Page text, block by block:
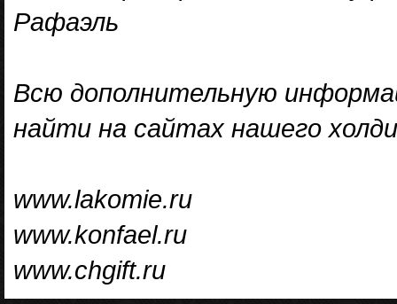
Рафаэль
Всю дополнительную
найти на сайтах нашего
www.lakomie.ru
www.konfael.ru
www.chgift.ru